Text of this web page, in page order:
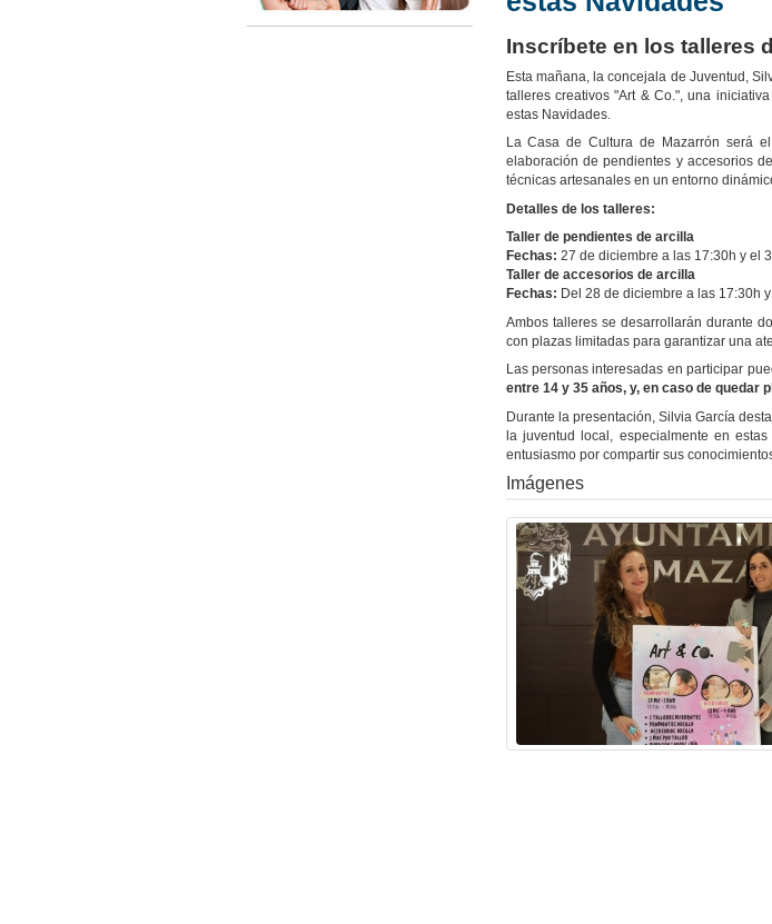
Inscríbete en los talleres
Esta mañana, la concejala de Juventud,
talleres creativos "Art & Co.", una
estas Navidades.
La Casa de Cultura de Mazarrón será
elaboración de pendientes y accesorios
técnicas artesanales en un entorno
Detalles de los talleres:
Taller de pendientes de arcilla
Fechas: 27 de diciembre a las 17:30h y el
Taller de accesorios de arcilla
Fechas: Del 28 de diciembre a las 17:30h
Ambos talleres se desarrollarán durante
con plazas limitadas para garantizar una
Las personas interesadas en participar
entre 14 y 35 años, y, en caso de quedar
Durante la presentación, Silvia García
la juventud local, especialmente en
entusiasmo por compartir sus
Imágenes